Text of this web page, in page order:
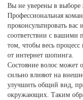
Вы не уверены в выборе
Профессиональная
проконсультировать
соответствии с вашими
том, чтобы весь
от интернет шопинга.
Состояние волос может
сильно влияют на
улучшить общий вид,
окружающих. Таким